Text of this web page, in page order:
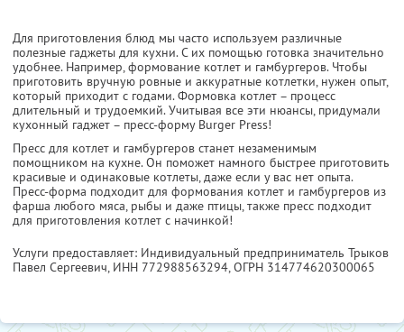
Для приготовления блюд мы часто используем различные
полезные гаджеты для кухни. С их помощью готовка значительно
удобнее. Например, формование котлет и гамбургеров. Чтобы
приготовить вручную ровные и аккуратные котлетки, нужен опыт,
который приходит с годами. Формовка котлет – процесс
длительный и трудоемкий. Учитывая все эти нюансы, придумали
кухонный гаджет – пресс-форму Burger Press!
Пресс для котлет и гамбургеров станет незаменимым
помощником на кухне. Он поможет намного быстрее приготовить
красивые и одинаковые котлеты, даже если у вас нет опыта.
Пресс-форма подходит для формования котлет и гамбургеров из
фарша любого мяса, рыбы и даже птицы, также пресс подходит
для приготовления котлет с начинкой!
Услуги предоставляет: Индивидуальный предприниматель Трыков
Павел Сергеевич, ИНН 772988563294, ОГРН 314774620300065